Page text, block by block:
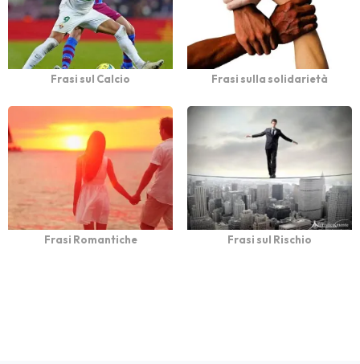
Frasi sul Calcio Frasi sulla solidarietà
Frasi Romantiche Frasi sul Rischio